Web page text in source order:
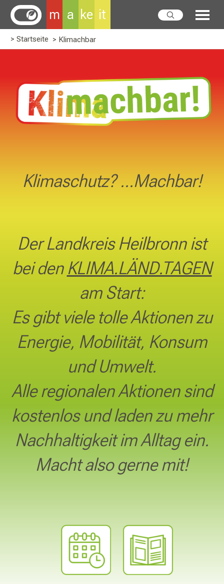
m a ke it
> Startseite > Klimachbar
Klimaschutz? ...Machbar!
Der Landkreis Heilbronn ist
bei denKLIMA.LÄND.TAGEN
am Start:
Es gibt viele tolle Aktionen zu
Energie, Mobilität, Konsum
und Umwelt.
Alle regionalen Aktionen sind
kostenlosund laden zu mehr
Nachhaltigkeit im Alltag ein.
Macht also gerne mit!